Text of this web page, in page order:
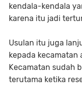
kendala-kendala
karena itu jadi
Usulan itu juga
kepada kecamatan
Kecamatan sudah
terutama ketika